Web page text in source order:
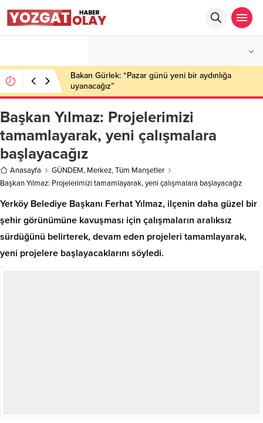
Bakan Gürlek: “Pazar günü yeni bir aydınlığa
uyanacağız”
Başkan Yılmaz: Projelerimizi
tamamlayarak, yeni çalışmalara
başlayacağız
Anasayfa GÜNDEM, Merkez,Tüm Manşetler
Başkan Yılmaz: Projelerimizi tamamlayarak, yeni çalışmalara başlayacağız
Yerköy Belediye Başkanı Ferhat Yılmaz, ilçenin daha güzel bir
şehir görünümüne kavuşması için çalışmaların aralıksız
sürdüğünü belirterek, devam eden projeleri tamamlayarak,
yeni projelere başlayacaklarını söyledi.